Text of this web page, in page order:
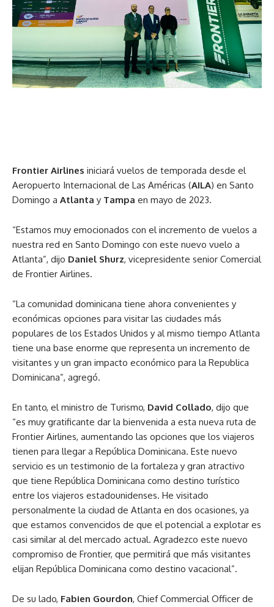
Frontier Airlines iniciará vuelos de temporada desde el
Aeropuerto Internacional de Las Américas (AILA) en Santo
Domingo a Atlanta y Tampa en mayo de 2023.
“Estamos muy emocionados con el incremento de vuelos a
nuestra red en Santo Domingo con este nuevo vuelo a
Atlanta”, dijo Daniel Shurz, vicepresidente senior Comercial
de Frontier Airlines.
“La comunidad dominicana tiene ahora convenientes y
económicas opciones para visitar las ciudades más
populares de los Estados Unidos y al mismo tiempo Atlanta
tiene una base enorme que representa un incremento de
visitantes y un gran impacto económico para la Republica
Dominicana”, agregó.
En tanto, el ministro de Turismo, David Collado, dijo que
“es muy gratificante dar la bienvenida a esta nueva ruta de
Frontier Airlines, aumentando las opciones que los viajeros
tienen para llegar a República Dominicana. Este nuevo
servicio es un testimonio de la fortaleza y gran atractivo
que tiene República Dominicana como destino turístico
entre los viajeros estadounidenses. He visitado
personalmente la ciudad de Atlanta en dos ocasiones, ya
que estamos convencidos de que el potencial a explotar es
casi similar al del mercado actual. Agradezco este nuevo
compromiso de Frontier, que permitirá que más visitantes
elijan República Dominicana como destino vacacional”.
De su lado, Fabien Gourdon, Chief Commercial Officer de